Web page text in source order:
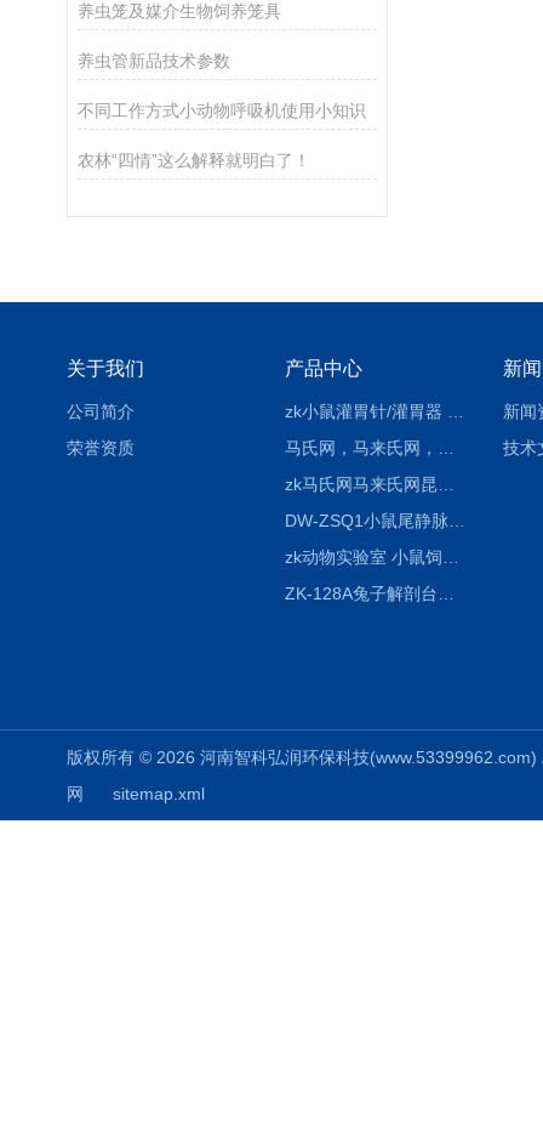
养虫笼及媒介生物饲养笼具
养虫管新品技术参数
不同工作方式小动物呼吸机使用小知识
农林“四情”这么解释就明白了！
关于我们
公司简介
荣誉资质
产品中心 新
新闻
技术
版权所有 © 2026 河南智科弘润环保科技
网
sitemap.xml